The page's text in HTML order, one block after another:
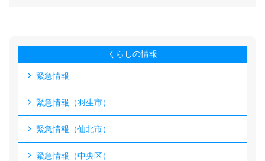
くらしの情報
緊急情報
緊急情報（羽生市）
緊急情報（仙北市）
緊急情報（中央区）